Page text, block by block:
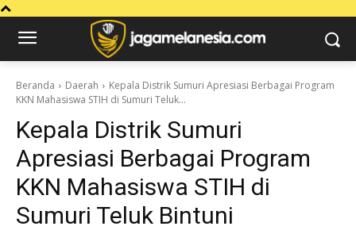
Beranda Daerah
Kepala Distrik Sumuri Apresiasi Berbagai Program
KKN Mahasiswa STIH di Sumuri Teluk...
Kepala Distrik Sumuri
Apresiasi Berbagai Program
KKN Mahasiswa STIH di
Sumuri Teluk Bintuni